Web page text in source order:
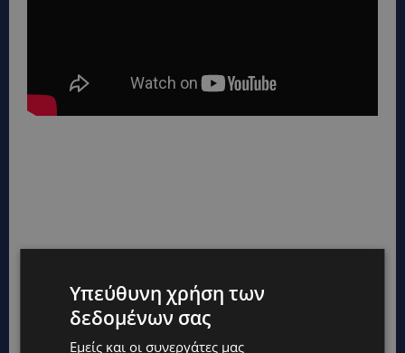
Υπεύθυνη χρήση των
δεδομένων σας
Εμείς και οι συνεργάτες μας